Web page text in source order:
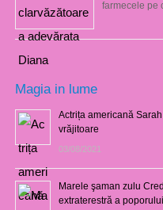
farmecele pe
Magia in lume
Actrița americană
vrăjitoare
03/08/2021
Marele şaman zulu
extraterestră a